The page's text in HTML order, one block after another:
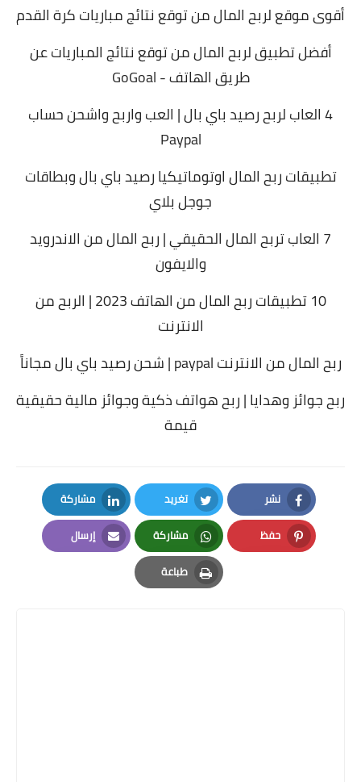
أقوى موقع لربح المال من توقع نتائج مباريات كرة القدم
أفضل تطبيق لربح المال من توقع نتائج المباريات عن
طريق الهاتف - GoGoal
4 العاب لربح رصيد باي بال | العب واربح واشحن حساب
Paypal
تطبيقات ربح المال اوتوماتيكيا رصيد باي بال وبطاقات
جوجل بلاي
7 العاب تربح المال الحقيقي | ربح المال من الاندرويد
والايفون
10 تطبيقات ربح المال من الهاتف 2023 | الربح من
الانترنت
ربح المال من الانترنت paypal | شحن رصيد باي بال مجاناً
ربح جوائز وهدايا | ربح هواتف ذكية وجوائز مالية حقيقية
قيمة
نشر
Facebook
تغريد
Twitter
مشاركة
LinkedIn
حفظ
Pinterest
مشاركة
Whatsapp
إرسال
Email
طباعة
Print